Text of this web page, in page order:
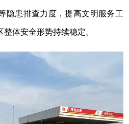
隐患排查力度，提高文明服务工
体安全形势持续稳定。